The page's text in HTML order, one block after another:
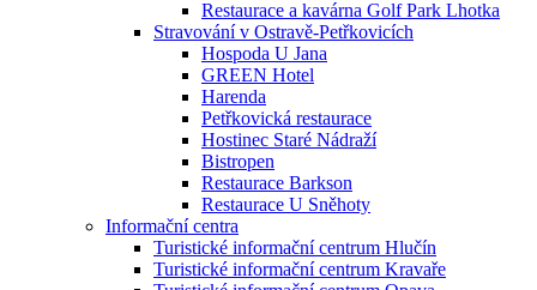
Restaurace a kavárna Golf Park Lhotka
Stravování v Ostravě-Petřkovicích
Hospoda U Jana
GREEN Hotel
Harenda
Petřkovická restaurace
Hostinec Staré Nádraží
Bistropen
Restaurace Barkson
Restaurace U Sněhoty
Informační centra
Turistické informační centrum Hlučín
Turistické informační centrum Kravaře